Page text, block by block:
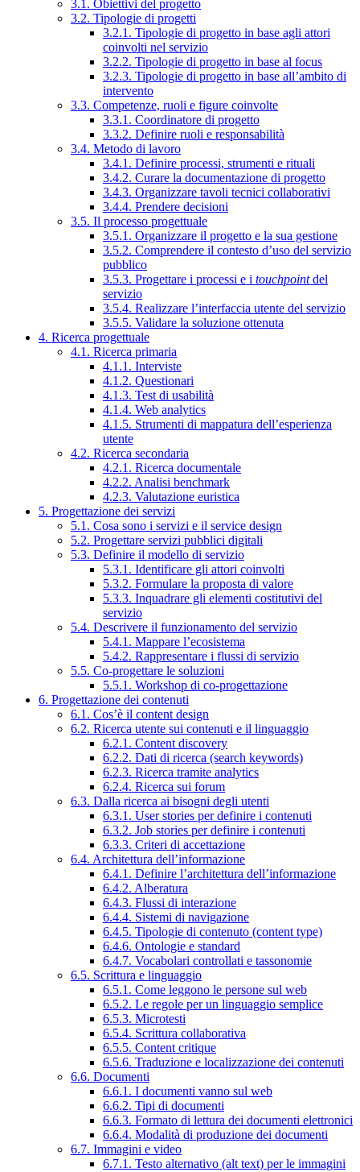
3.1. Obiettivi del progetto
3.2. Tipologie di progetti
3.2.1. Tipologie di progetto in base agli attori
coinvolti nel servizio
3.2.2. Tipologie di progetto in base al focus
3.2.3. Tipologie di progetto in base all’ambito di
intervento
3.3. Competenze, ruoli e figure coinvolte
3.3.1. Coordinatore di progetto
3.3.2. Definire ruoli e responsabilità
3.4. Metodo di lavoro
3.4.1. Definire processi, strumenti e rituali
3.4.2. Curare la documentazione di progetto
3.4.3. Organizzare tavoli tecnici collaborativi
3.4.4. Prendere decisioni
3.5. Il processo progettuale
3.5.1. Organizzare il progetto e la sua gestione
3.5.2. Comprendere il contesto d’uso del servizio
pubblico
3.5.3. Progettare i processi e i touchpointdel
servizio
3.5.4. Realizzare l’interfaccia utente del servizio
3.5.5. Validare la soluzione ottenuta
4. Ricerca progettuale
4.1. Ricerca primaria
4.1.1. Interviste
4.1.2. Questionari
4.1.3. Test di usabilità
4.1.4. Web analytics
4.1.5. Strumenti di mappatura dell’esperienza
utente
4.2. Ricerca secondaria
4.2.1. Ricerca documentale
4.2.2. Analisi benchmark
4.2.3. Valutazione euristica
5. Progettazione dei servizi
5.1. Cosa sono i servizi e il service design
5.2. Progettare servizi pubblici digitali
5.3. Definire il modello di servizio
5.3.1. Identificare gli attori coinvolti
5.3.2. Formulare la proposta di valore
5.3.3. Inquadrare gli elementi costitutivi del
servizio
5.4. Descrivere il funzionamento del servizio
5.4.1. Mappare l’ecosistema
5.4.2. Rappresentare i flussi di servizio
5.5. Co-progettare le soluzioni
5.5.1. Workshop di co-progettazione
6. Progettazione dei contenuti
6.1. Cos’è il content design
6.2. Ricerca utente sui contenuti e il linguaggio
6.2.1. Content discovery
6.2.2. Dati di ricerca (search keywords)
6.2.3. Ricerca tramite analytics
6.2.4. Ricerca sui forum
6.3. Dalla ricerca ai bisogni degli utenti
6.3.1. User stories per definire i contenuti
6.3.2. Job stories per definire i contenuti
6.3.3. Criteri di accettazione
6.4. Architettura dell’informazione
6.4.1. Definire l’architettura dell’informazione
6.4.2. Alberatura
6.4.3. Flussi di interazione
6.4.4. Sistemi di navigazione
6.4.5. Tipologie di contenuto (content type)
6.4.6. Ontologie e standard
6.4.7. Vocabolari controllati e tassonomie
6.5. Scrittura e linguaggio
6.5.1. Come leggono le persone sul web
6.5.2. Le regole per un linguaggio semplice
6.5.3. Microtesti
6.5.4. Scrittura collaborativa
6.5.5. Content critique
6.5.6. Traduzione e localizzazione dei contenuti
6.6. Documenti
6.6.1. I documenti vanno sul web
6.6.2. Tipi di documenti
6.6.3. Formato di lettura dei documenti elettronici
6.6.4. Modalità di produzione dei documenti
6.7. Immagini e video
6.7.1. Testo alternativo (alt text) per le immagini